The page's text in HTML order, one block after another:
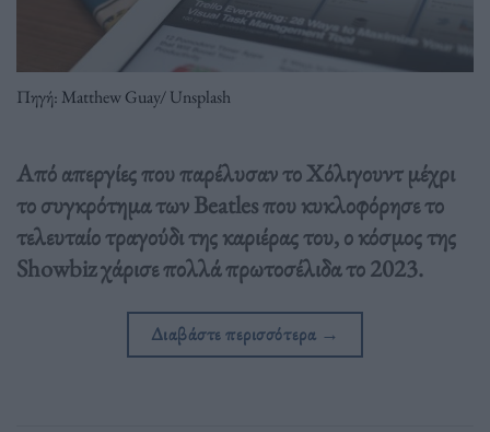
Πηγή: Matthew Guay/ Unsplash
Από απεργίες που παρέλυσαν το Χόλιγουντ μέχρι
το συγκρότημα των Beatles που κυκλοφόρησε το
τελευταίο τραγούδι της καριέρας του, ο κόσμος της
Showbiz χάρισε πολλά πρωτοσέλιδα το 2023.
Διαβάστε περισσότερα →